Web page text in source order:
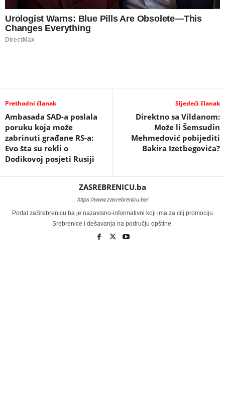
Prethodni članak
Ambasada SAD-a poslala
poruku koja može
zabrinuti građane RS-a:
Evo šta su rekli o
Dodikovoj posjeti Rusiji
Sljedeći članak
Direktno sa Vildanom:
Može li Šemsudin
Mehmedović pobijediti
Bakira Izetbegovića?
ZASREBRENICU.ba
https://www.zasrebrenicu.ba/
Portal zaSrebrenicu.ba je nazavisno-informativni koji ima za cilj promociju
Srebrenice i dešavanja na području opštine.